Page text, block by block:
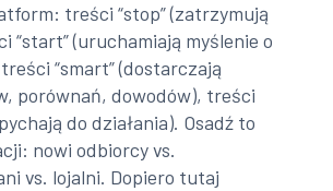
treści “stop” (zatrzymują
“start” (uruchamiają myślenie o
“smart” (dostarczają
porównań, dowodów), treści
do działania). Osadź to
nowi odbiorcy vs.
vs. lojalni. Dopiero tutaj